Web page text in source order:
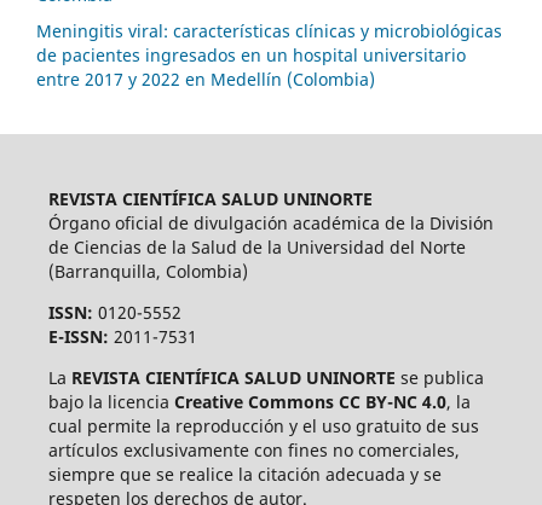
Meningitis viral: características clínicas y microbiológicas
de pacientes ingresados en un hospital universitario
entre 2017 y 2022 en Medellín (Colombia)
REVISTA CIENTÍFICA SALUD UNINORTE
Órgano oficial de divulgación académica de la División
de Ciencias de la Salud de la Universidad del Norte
(Barranquilla, Colombia)
ISSN: 0120-5552
E-ISSN: 2011-7531
La REVISTA CIENTÍFICA SALUD UNINORTE se publica
bajo la licencia Creative Commons CC BY-NC 4.0, la
cual permite la reproducción y el uso gratuito de sus
artículos exclusivamente con fines no comerciales,
siempre que se realice la citación adecuada y se
respeten los derechos de autor.